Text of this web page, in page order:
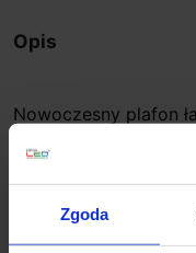
Zgoda
Opis
Nowoczesny plafon
Altea 0586
to
renomowanej
lampa o średnicy